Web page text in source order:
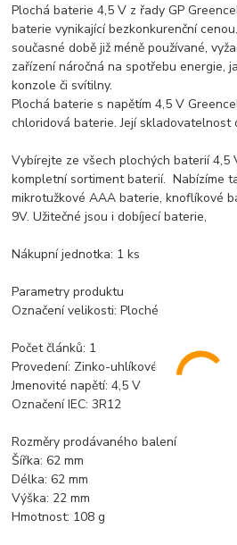
Plochá baterie 4,5 V z řady GP
baterie vynikající bezkonkurenční
současné době již méně používané,
zařízení náročná na spotřebu energie,
konzole či svítilny.
Plochá baterie s napětím 4,5 V
chloridová baterie. Její skladovatelnost
Vybírejte ze všech plochých baterií 4,5
kompletní sortiment baterií. Nabízíme
mikrotužkové AAA baterie, knoflíkové
9V. Užitečné jsou i dobíjecí baterie,
Nákupní jednotka: 1 ks
Parametry produktu
Označení velikosti: Ploché
Počet článků: 1
Provedení: Zinko-uhlíkové
Jmenovité napětí: 4,5 V
Označení IEC: 3R12
Rozměry prodávaného balení
Šířka: 62 mm
Délka: 62 mm
Výška: 22 mm
Hmotnost: 108 g